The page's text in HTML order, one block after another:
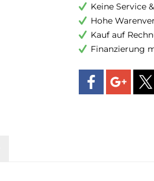
Keine Service
Hohe
Kauf auf
Finanzierung